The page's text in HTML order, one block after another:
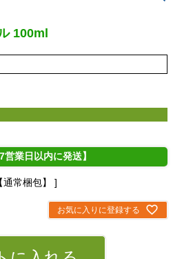
100ml
営業日以内に発送】
常梱包】
お気に入りに登録する